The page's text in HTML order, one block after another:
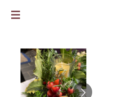
Ga
hoofdinhoud